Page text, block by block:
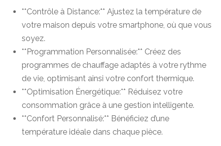
**Contrôle à Distance:** Ajustez la température de
votre maison depuis votre smartphone, où que vous
soyez.
**Programmation Personnalisée:** Créez des
programmes de chauffage adaptés à votre rythme
de vie, optimisant ainsi votre confort thermique.
**Optimisation Énergétique:** Réduisez votre
consommation grâce à une gestion intelligente.
**Confort Personnalisé:** Bénéficiez d’une
température idéale dans chaque pièce.